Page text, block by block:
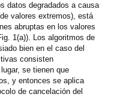
datos degradados a causa
valores extremos), está
abruptas en los valores
1(a)). Los algoritmos de
bien en el caso del
consisten
se tienen que
y entonces se aplica
de cancelación del